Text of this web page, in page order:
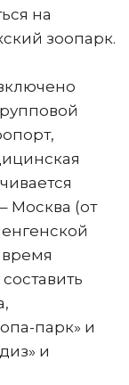
на
зоопарк.
Москва (от
парк» и
и